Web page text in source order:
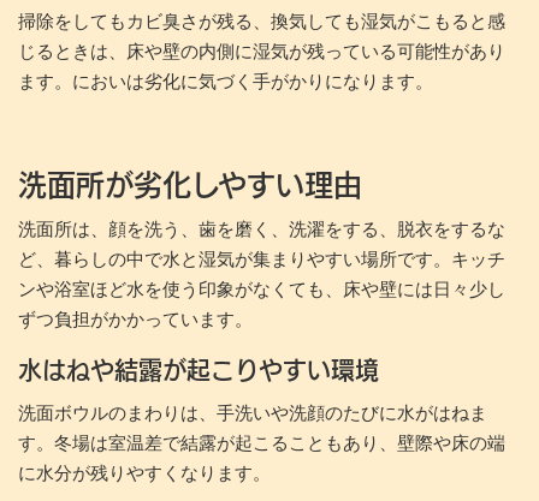
掃除をしてもカビ臭さが残る、換気しても湿気がこもると感
じるときは、床や壁の内側に湿気が残っている可能性があり
ます。においは劣化に気づく手がかりになります。
洗面所が劣化しやすい理由
洗面所は、顔を洗う、歯を磨く、洗濯をする、脱衣をするな
ど、暮らしの中で水と湿気が集まりやすい場所です。キッチ
ンや浴室ほど水を使う印象がなくても、床や壁には日々少し
ずつ負担がかかっています。
水はねや結露が起こりやすい環境
洗面ボウルのまわりは、手洗いや洗顔のたびに水がはねま
す。冬場は室温差で結露が起こることもあり、壁際や床の端
に水分が残りやすくなります。